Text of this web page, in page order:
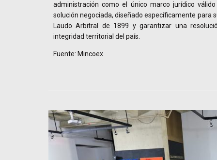
administración como el único marco jurídico
solución negociada, diseñado específicamente para
Laudo Arbitral de 1899 y garantizar una
integridad territorial del país.
Fuente: Mincoex.